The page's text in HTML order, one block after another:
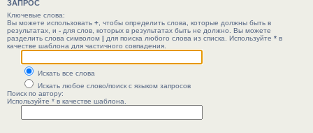
ЗАПРОС
Ключевые слова:
Вы можете использовать + , чтобы определить слова, которые должны быть в
результатах, и - для слов, которых в результатах быть не должно. Вы можете
разделить слова символом | для поиска любого слова из списка. Используйте * в
качестве шаблона для частичного совпадения.
Искать все слова
Искать любое слово/поиск с языком запросов
Поиск по автору:
Используйте * в качестве шаблона.